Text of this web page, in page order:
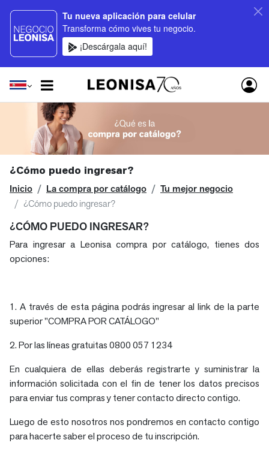
Tu nueva aplicación para celular
Transforma cómo vives tu negocio.
¡Descárgala aquí!
¿Cómo puedo ingresar?
Inicio La compra por catálogo Tu mejor negocio
¿Cómo puedo ingresar?
¿CÓMO PUEDO INGRESAR?
Para ingresar a Leonisa compra por catálogo, tienes dos
opciones:
1. A través de esta página podrás ingresar al link de la parte
superior "COMPRA POR CATÁLOGO"
2. Por las líneas gratuitas 0800 057 1234
En cualquiera de ellas deberás registrarte y suministrar la
información solicitada con el fin de tener los datos precisos
para enviar tus compras y tener contacto directo contigo.
Luego de esto nosotros nos pondremos en contacto contigo
para hacerte saber el proceso de tu inscripción.